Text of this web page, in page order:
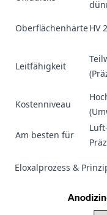
OberflächenhärteHV
Leitfähigkeit
Kostenniveau
Am besten für
Eloxalprozess &